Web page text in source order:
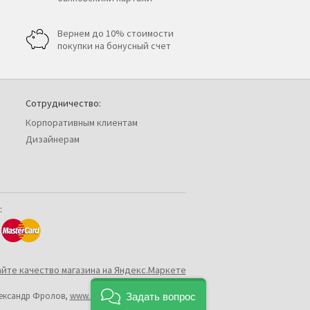
Вернем до 10% стоимости
покупки на бонусный счет
Сотрудничество:
Корпоративным клиентам
Дизайнерам
Фролов, www.shop2you.ruЗадать вопрос